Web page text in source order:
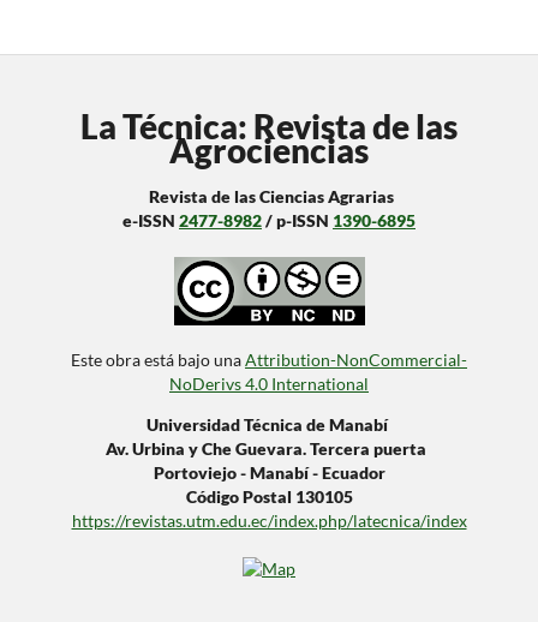
La Técnica: Revista de las
Agrociencias
Revista de las Ciencias Agrarias
e-ISSN 2477-8982/ p-ISSN 1390-6895
Este obra está bajo unaAttribution-NonCommercial-
NoDerivs 4.0 International
Universidad Técnica de Manabí
Av. Urbina y Che Guevara. Tercera puerta
Portoviejo - Manabí - Ecuador
Código Postal 130105
https://revistas.utm.edu.ec/index.php/latecnica/index